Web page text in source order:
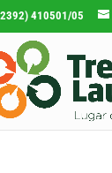
410501/05